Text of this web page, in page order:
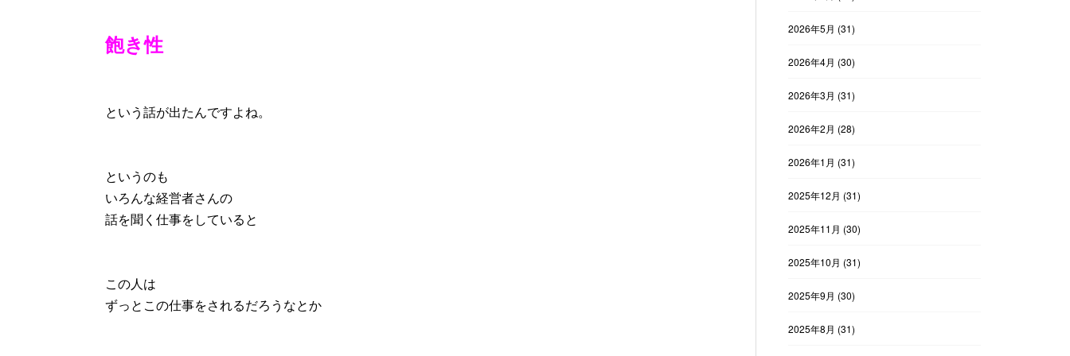
飽き性
という話が出たんですよね。
というのも
いろんな経営者さんの
話を聞く仕事をしていると
この人は
ずっとこの仕事をされるだろうなとか
2026年5月 (31)
2026年4月 (30)
2026年3月 (31)
2026年2月 (28)
2026年1月 (31)
2025年12月 (31)
2025年11月 (30)
2025年10月 (31)
2025年9月 (30)
2025年8月 (31)